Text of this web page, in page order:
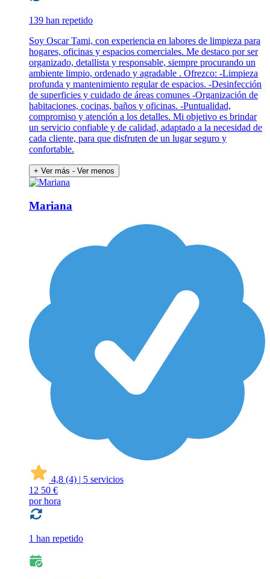
139 han repetido
Soy Oscar Tami, con experiencia en labores de limpieza para
hogares, oficinas y espacios comerciales. Me destaco por ser
organizado, detallista y responsable, siempre procurando un
ambiente limpio, ordenado y agradable . Ofrezco: -Limpieza
profunda y mantenimiento regular de espacios. -Desinfección
de superficies y cuidado de áreas comunes -Organización de
habitaciones, cocinas, baños y oficinas. -Puntualidad,
compromiso y atención a los detalles. Mi objetivo es brindar
un servicio confiable y de calidad, adaptado a la necesidad de
cada cliente, para que disfruten de un lugar seguro y
confortable.
+ Ver más - Ver menos
Mariana
4,8 (4) | 5 servicios
12 50 €
por hora
1 han repetido